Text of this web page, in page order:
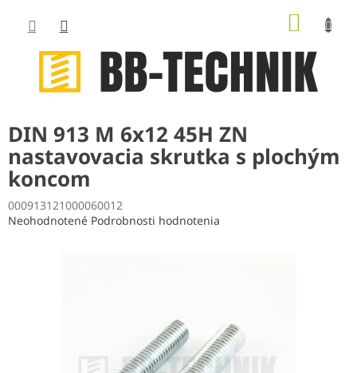
obsah
DIN 913 M 6x12 45H ZN
nastavovacia skrutka s plochým
koncom
000913121000060012
Priemerné
Neohodnotené Podrobnosti hodnotenia